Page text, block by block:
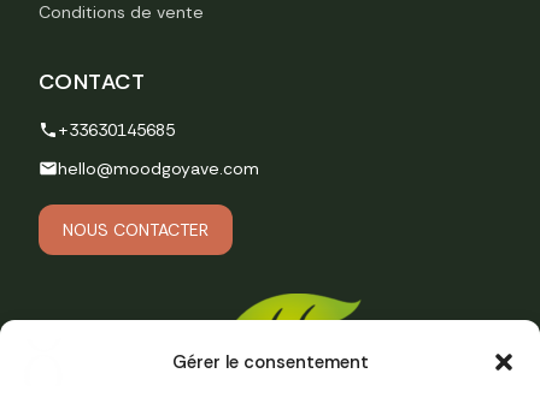
Gérer le consentement
Conditions de vente
CONTACT
+33630145685
hello@moodgoyave.com
NOUS CONTACTER